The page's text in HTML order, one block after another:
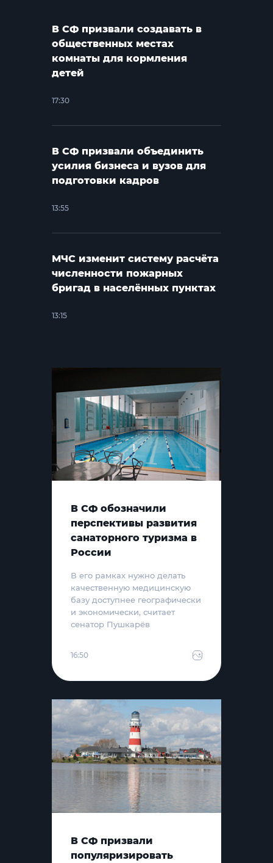
В СФ призвали создавать в
общественных местах
комнаты для кормления
детей
17:30
В СФ призвали объединить
усилия бизнеса и вузов для
подготовки кадров
13:55
МЧС изменит систему расчёта
численности пожарных
бригад в населённых пунктах
13:15
В СФ обозначили
перспективы развития
санаторного туризма в
России
В его рамках нужно делать
качественную медицинскую
базу доступнее географически
и экономически, считает
сенатор Пушкарёв
16:50
В СФ призвали
популяризировать